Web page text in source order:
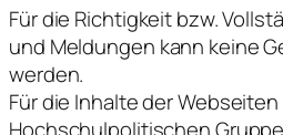
Für die Richtigkeit bzw.
und Meldungen kann keine
werden.
Für die Inhalte der
Hochschulpolitischen